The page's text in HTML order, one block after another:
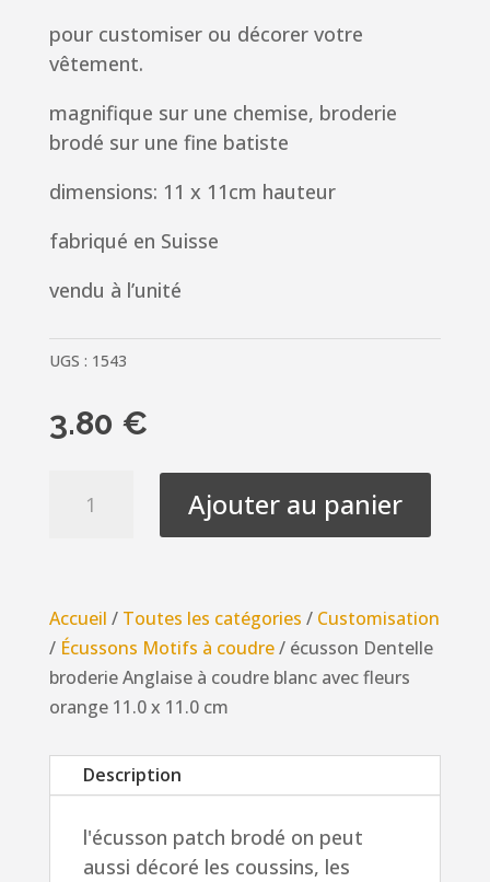
pour customiser ou décorer votre
vêtement.
magnifique sur une chemise, broderie
brodé sur une fine batiste
dimensions: 11 x 11cm hauteur
fabriqué en Suisse
vendu à l’unité
UGS : 1543
3.80 €
Anglaise
à
coudre
blanc
avec
fleurs
Ajouter au panier
Accueil / Toutes les catégories / Customisation
/ Écussons Motifs à coudre/ écusson Dentelle
broderie Anglaise à coudre blanc avec fleurs
orange 11.0 x 11.0 cm
Description
l'écusson patch brodé on peut
aussi décoré les coussins, les